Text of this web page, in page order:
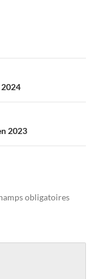
2024
2023
obligatoires